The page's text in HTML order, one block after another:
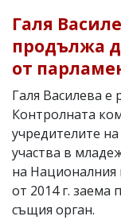
Галя
продължа
от
Галя Василева е
Контролната
учредителите
участва в
на Националния
от 2014 г. заема
същия орган.